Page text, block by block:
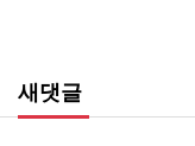
새댓글